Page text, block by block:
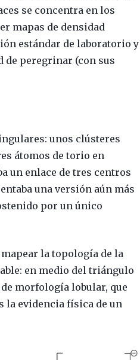
se concentra en los
mapas de densidad
estándar de laboratorio y
de peregrinar (con sus
unos clústeres
átomos de torio en
un enlace de tres centros
una versión aún más
por un único
la topología de la
en medio del triángulo
morfología lobular, que
la evidencia física de un